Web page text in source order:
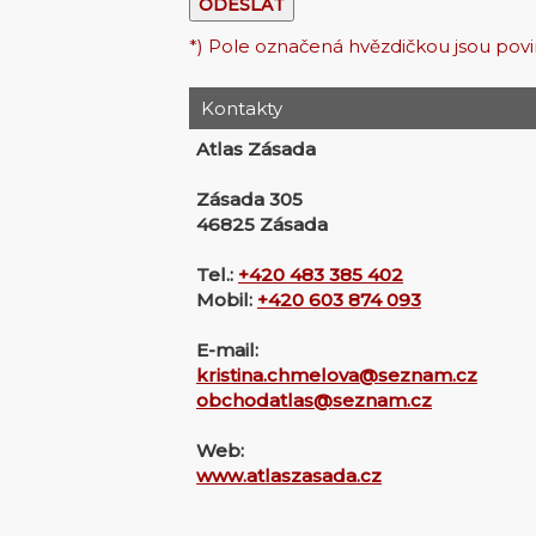
*) Pole označená hvězdičkou jsou
Kontakty
Atlas Zásada
Zásada 305
46825 Zásada
Tel.: +420 483 385 402
Mobil: +420 603 874 093
E-mail:
kristina.chmelova@seznam.cz
obchodatlas@seznam.cz
Web:
www.atlaszasada.cz